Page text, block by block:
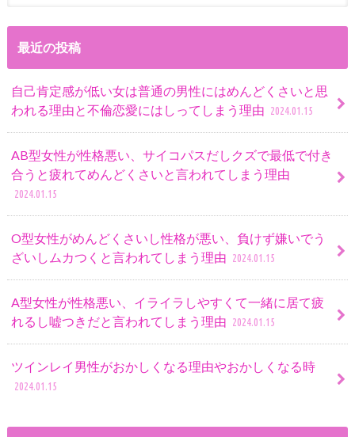
最近の投稿
自己肯定感が低い女は普通の男性にはめんどくさいと思
われる理由と不倫恋愛にはしってしまう理由 2024.01.15
AB型女性が性格悪い、サイコパスだしクズで最低で付き
合うと疲れてめんどくさいと言われてしまう理由
2024.01.15
O型女性がめんどくさいし性格が悪い、負けず嫌いでう
ざいしムカつくと言われてしまう理由 2024.01.15
A型女性が性格悪い、イライラしやすくて一緒に居て疲
れるし嘘つきだと言われてしまう理由 2024.01.15
ツインレイ男性がおかしくなる理由やおかしくなる時
2024.01.15